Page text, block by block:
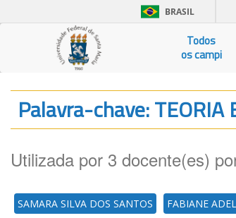
BRASIL
Todos
os campi
Palavra-chave: TEORIA
Utilizada por 3 docente(es)
SAMARA SILVA DOS SANTOS FABIANE